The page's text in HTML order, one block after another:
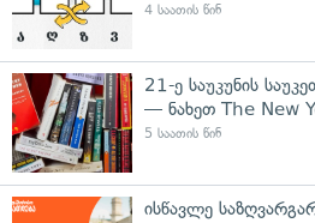
4 საათის წინ
21-ე საუკუნის
— ნახეთ The New
5 საათის წინ
ისწავლე